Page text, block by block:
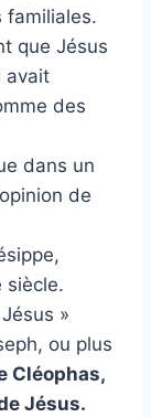
familiales.
que Jésus
avait
des
dans un
de
siècle.
»
ou plus
Cléophas,
Jésus.